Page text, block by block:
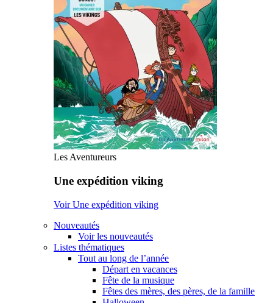
Les Aventureurs
Une expédition viking
Voir Une expédition viking
Nouveautés
Voir les nouveautés
Listes thématiques
Tout au long de l’année
Départ en vacances
Fête de la musique
Fêtes des mères, des pères, de la famille